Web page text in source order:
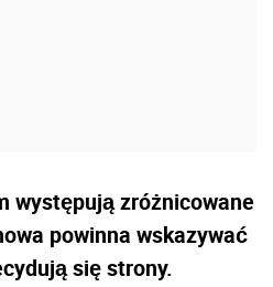
występują zróżnicowane
powinna wskazywać
się strony.